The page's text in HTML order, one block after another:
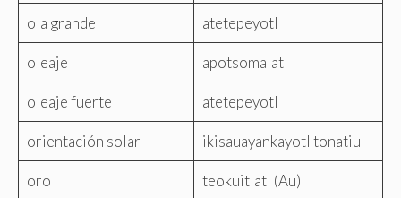
ola grande atetepeyotl
oleaje apotsomalatl
oleaje fuerte atetepeyotl
orientación solar ikisauayankayotl tonatiu
oro teokuitlatl (Au)